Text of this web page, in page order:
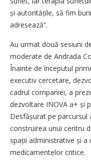
și autoritățile, să fim
adresează”.
Au urmat două sesiuni
moderate de Andrada
Înainte de începutul
executiv cercetare,
cadrul companiei, a
dezvoltare INOVA a+ și
Desfășurat pe parcursul
construirea unui centru
spații administrative și a
medicamentelor critice.